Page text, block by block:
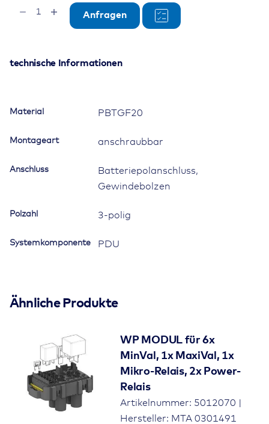
Sicherungshalter
MidiVal
für
mit
Menge
Anfragen
technische Informationen
Material PBTGF20
Montageart anschraubbar
Anschluss
Batteriepolanschluss,
Gewindebolzen
Polzahl 3-polig
Systemkomponente PDU
Ähnliche Produkte
WP MODUL für 6x
MinVal, 1x MaxiVal, 1x
Mikro-Relais, 2x Power-
Relais
Artikelnummer: 5012070 |
Hersteller: MTA 0301491